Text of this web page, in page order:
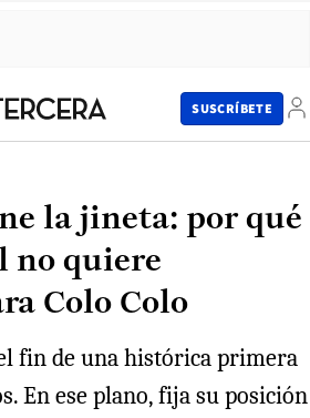
SUSCRÍBETE
la jineta: por qué
no quiere
Colo Colo
fin de una histórica primera
En ese plano, fija su posición